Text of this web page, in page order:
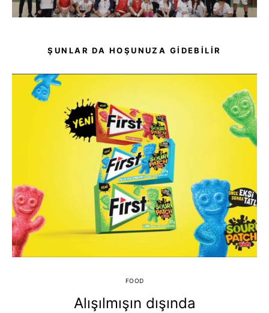
ŞUNLAR DA HOŞUNUZA GIDEBILIR
FOOD
Alışılmışın dışında